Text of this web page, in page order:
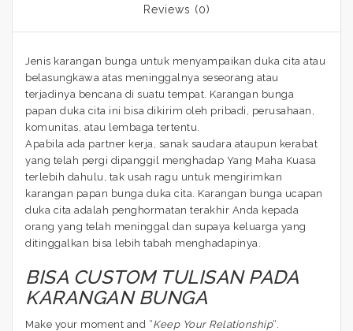
Reviews (0)
Jenis karangan bunga untuk menyampaikan duka cita atau
belasungkawa atas meninggalnya seseorang atau
terjadinya bencana di suatu tempat. Karangan bunga
papan duka cita ini bisa dikirim oleh pribadi, perusahaan,
komunitas, atau lembaga tertentu.
Apabila ada partner kerja, sanak saudara ataupun kerabat
yang telah pergi dipanggil menghadap Yang Maha Kuasa
terlebih dahulu, tak usah ragu untuk mengirimkan
karangan papan bunga duka cita. Karangan bunga ucapan
duka cita adalah penghormatan terakhir Anda kepada
orang yang telah meninggal dan supaya keluarga yang
ditinggalkan bisa lebih tabah menghadapinya.
BISA CUSTOM TULISAN PADA
KARANGAN BUNGA
Make your moment and “Keep Your Relationship“.